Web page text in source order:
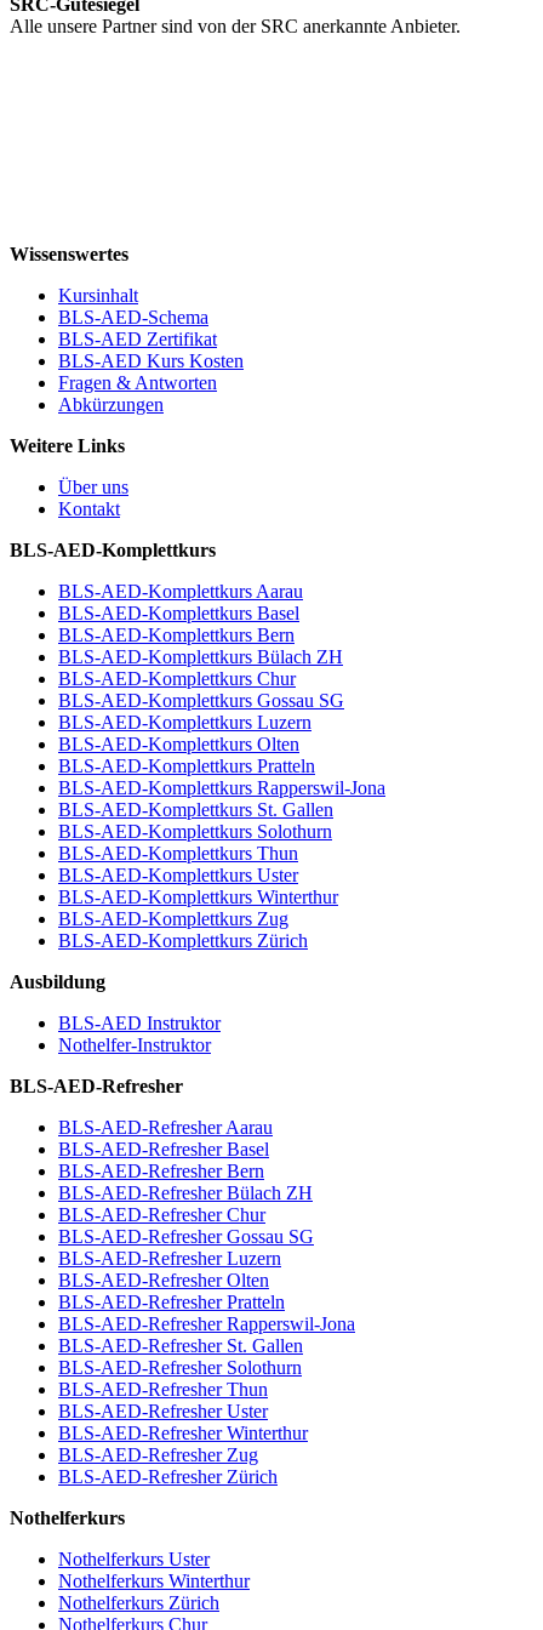
Alle unsere Partner sind von der SRC anerkannte Anbieter.
Wissenswertes
Kursinhalt
BLS-AED-Schema
BLS-AED Zertifikat
BLS-AED Kurs Kosten
Fragen & Antworten
Abkürzungen
Weitere Links
Über uns
Kontakt
BLS-AED-Komplettkurs
BLS-AED-Komplettkurs Aarau
BLS-AED-Komplettkurs Basel
BLS-AED-Komplettkurs Bern
BLS-AED-Komplettkurs Bülach ZH
BLS-AED-Komplettkurs Chur
BLS-AED-Komplettkurs Gossau SG
BLS-AED-Komplettkurs Luzern
BLS-AED-Komplettkurs Olten
BLS-AED-Komplettkurs Pratteln
BLS-AED-Komplettkurs Rapperswil-Jona
BLS-AED-Komplettkurs St. Gallen
BLS-AED-Komplettkurs Solothurn
BLS-AED-Komplettkurs Thun
BLS-AED-Komplettkurs Uster
BLS-AED-Komplettkurs Winterthur
BLS-AED-Komplettkurs Zug
BLS-AED-Komplettkurs Zürich
Ausbildung
BLS-AED Instruktor
Nothelfer-Instruktor
BLS-AED-Refresher
BLS-AED-Refresher Aarau
BLS-AED-Refresher Basel
BLS-AED-Refresher Bern
BLS-AED-Refresher Bülach ZH
BLS-AED-Refresher Chur
BLS-AED-Refresher Gossau SG
BLS-AED-Refresher Luzern
BLS-AED-Refresher Olten
BLS-AED-Refresher Pratteln
BLS-AED-Refresher Rapperswil-Jona
BLS-AED-Refresher St. Gallen
BLS-AED-Refresher Solothurn
BLS-AED-Refresher Thun
BLS-AED-Refresher Uster
BLS-AED-Refresher Winterthur
BLS-AED-Refresher Zug
BLS-AED-Refresher Zürich
Nothelferkurs
Nothelferkurs Uster
Nothelferkurs Winterthur
Nothelferkurs Zürich
Nothelferkurs Chur